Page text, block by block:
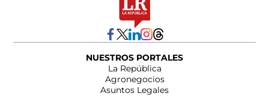
NUESTROS PORTALES
La República
Agronegocios
Asuntos Legales